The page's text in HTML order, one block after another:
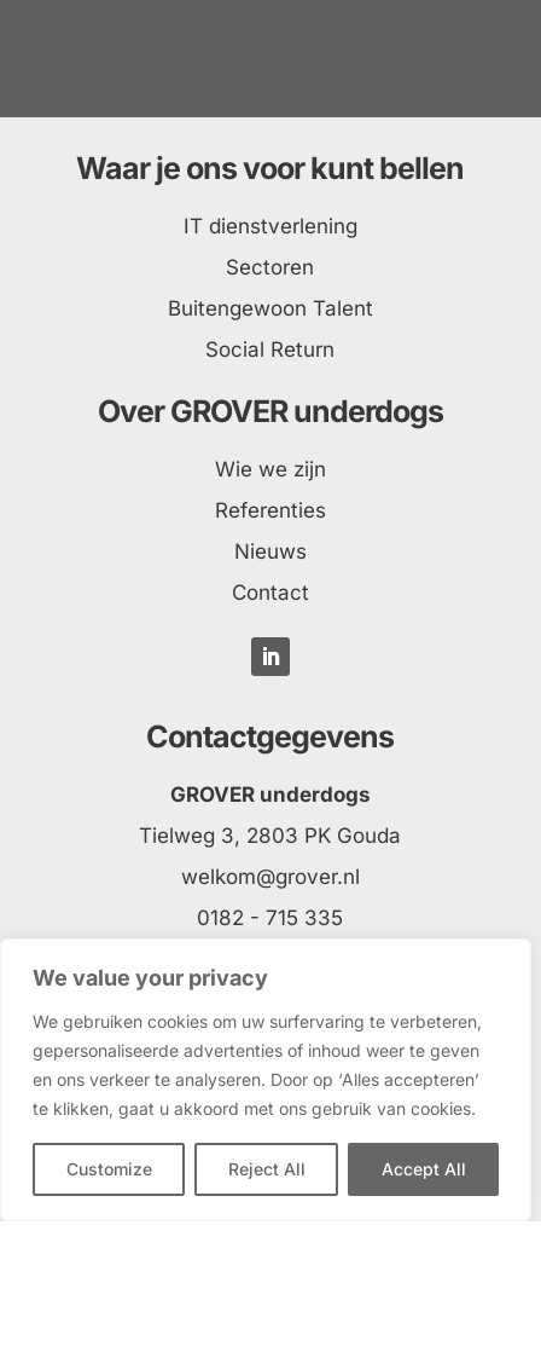
We value your privacy
We gebruiken cookies om uw surfervaring te verbeteren,
gepersonaliseerde advertenties of inhoud weer te geven
en ons verkeer te analyseren. Door op ‘Alles accepteren’
te klikken, gaat u akkoord met ons gebruik van cookies.
Customize Reject All Accept All
Waar je ons voor kunt bellen
IT dienstverlening
Sectoren
Buitengewoon Talent
Social Return
Over GROVER underdogs
Wie we zijn
Referenties
Nieuws
Contact
Contactgegevens
GROVER underdogs
Tielweg 3, 2803 PK Gouda
welkom@grover.nl
0182 - 715 335
Voorwaarden
Algemene voorwaarden
Privacyverklaring